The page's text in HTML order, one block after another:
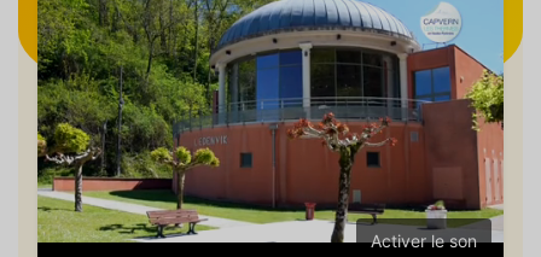
Activer le son